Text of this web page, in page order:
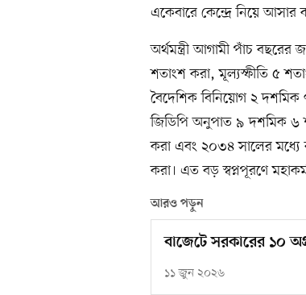
একেবারে কেন্দ্রে নিয়ে
অর্থমন্ত্রী আগামী পাঁচ বছরের
শতাংশ করা, মূল্যস্ফীতি ৫
বৈদেশিক বিনিয়োগ ২
জিডিপি অনুপাত ৯ দশমিক ৬
করা এবং ২০৩৪ সালের মধ্যে
করা। এত বড় স্বপ্নপূরণে
আরও পড়ুন
বাজেটে সরকারের ১০
১১ জুন ২০২৬